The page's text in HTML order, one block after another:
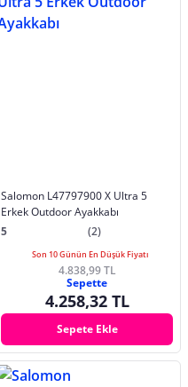
Salomon L47797900 X Ultra 5
Erkek Outdoor Ayakkabı
5
(2)
Son 10 Günün En Düşük Fiyatı
4.838,99 TL
Sepette
4.258,32 TL
Sepete Ekle